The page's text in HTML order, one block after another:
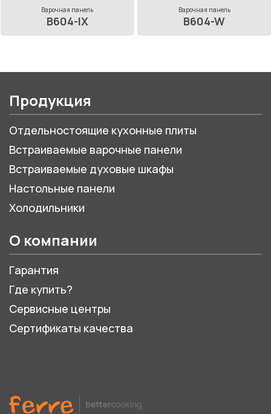
Варочная панель
B604-IX
Варочная панель
B604-W
Продукция
Отдельностоящие кухонные плиты
Встраиваемые варочные панели
Встраиваемые духовые шкафы
Настольные панели
Холодильники
О компании
Гарантия
Где купить?
Сервисные центры
Сертификаты качества